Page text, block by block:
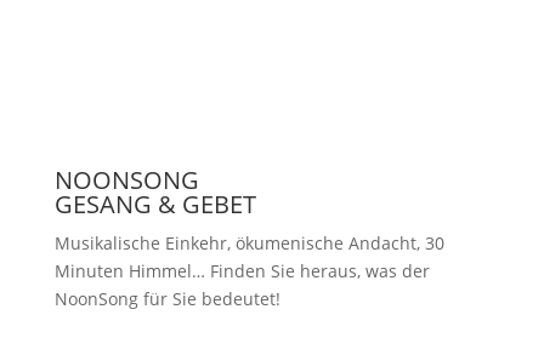
NOONSONG
GESANG & GEBET
Musikalische Einkehr, ökumenische Andacht, 30
Minuten Himmel… Finden Sie heraus, was der
NoonSong für Sie bedeutet!